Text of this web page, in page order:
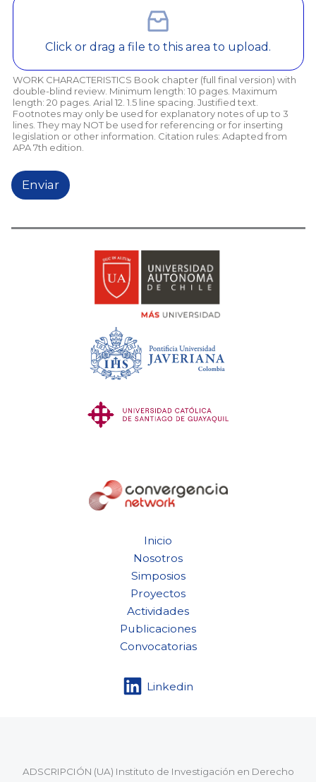
Click or drag a file to this area to upload.
WORK CHARACTERISTICS Book chapter (full final version) with
double-blind review. Minimum length: 10 pages. Maximum
length: 20 pages. Arial 12. 1.5 line spacing. Justified text.
Footnotes may only be used for explanatory notes of up to 3
lines. They may NOT be used for referencing or for inserting
legislation or other information. Citation rules: Adapted from
APA 7th edition.
Enviar
Inicio
Nosotros
Simposios
Proyectos
Actividades
Publicaciones
Convocatorias
Linkedin
ADSCRIPCIÓN (UA) Instituto de Investigación en Derecho